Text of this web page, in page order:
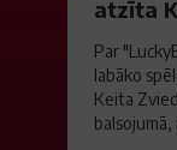
atzīta
Par
labāko
Keita